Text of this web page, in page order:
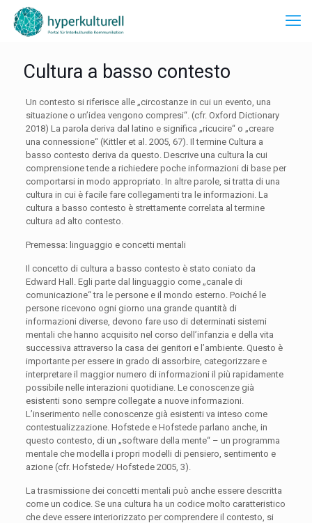
Cultura a basso contesto
Un contesto si riferisce alle „circostanze in cui un evento, una
situazione o un’idea vengono compresi“. (cfr. Oxford Dictionary
2018) La parola deriva dal latino e significa „ricucire“ o „creare
una connessione“ (Kittler et al. 2005, 67). Il termine Cultura a
basso contesto deriva da questo. Descrive una cultura la cui
comprensione tende a richiedere poche informazioni di base per
comportarsi in modo appropriato. In altre parole, si tratta di una
cultura in cui è facile fare collegamenti tra le informazioni. La
cultura a basso contesto è strettamente correlata al termine
cultura ad alto contesto.
Premessa: linguaggio e concetti mentali
Il concetto di cultura a basso contesto è stato coniato da
Edward Hall. Egli parte dal linguaggio come „canale di
comunicazione“ tra le persone e il mondo esterno. Poiché le
persone ricevono ogni giorno una grande quantità di
informazioni diverse, devono fare uso di determinati sistemi
mentali che hanno acquisito nel corso dell’infanzia e della vita
successiva attraverso la casa dei genitori e l’ambiente. Questo è
importante per essere in grado di assorbire, categorizzare e
interpretare il maggior numero di informazioni il più rapidamente
possibile nelle interazioni quotidiane. Le conoscenze già
esistenti sono sempre collegate a nuove informazioni.
L’inserimento nelle conoscenze già esistenti va inteso come
contestualizzazione. Hofstede e Hofstede parlano anche, in
questo contesto, di un „software della mente“ – un programma
mentale che modella i propri modelli di pensiero, sentimento e
azione (cfr. Hofstede/ Hofstede 2005, 3).
La trasmissione dei concetti mentali può anche essere descritta
come un codice. Se una cultura ha un codice molto caratteristico
che deve essere interiorizzato per comprendere il contesto, si